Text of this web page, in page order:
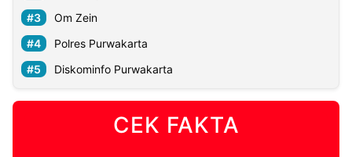
Om Zein
Polres Purwakarta
Diskominfo Purwakarta
CEK FAKTA